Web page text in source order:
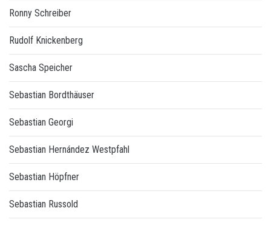
Ronny Schreiber
Rudolf Knickenberg
Sascha Speicher
Sebastian Bordthäuser
Sebastian Georgi
Sebastian Hernández Westpfahl
Sebastian Höpfner
Sebastian Russold